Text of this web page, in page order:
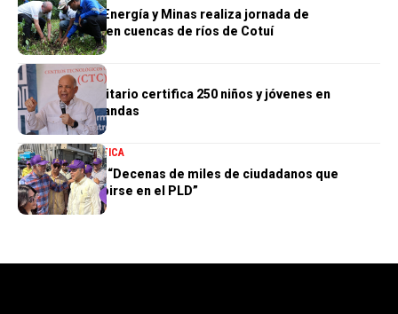
Ministerio de Energía y Minas realiza jornada de
reforestación en cuencas de ríos de Cotuí
NACIONALES
Centro Comunitario certifica 250 niños y jóvenes en
habilidades blandas
NACIONALESPOLÍTICA
Johnny Pujols: “Decenas de miles de ciudadanos que
quieren inscribirse en el PLD”